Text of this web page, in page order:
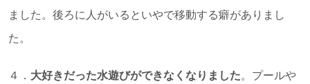
ました。後ろに人がいるといやで移動する癖がありまし
た。
４． 大好きだった水遊びができなくなりました。プールや